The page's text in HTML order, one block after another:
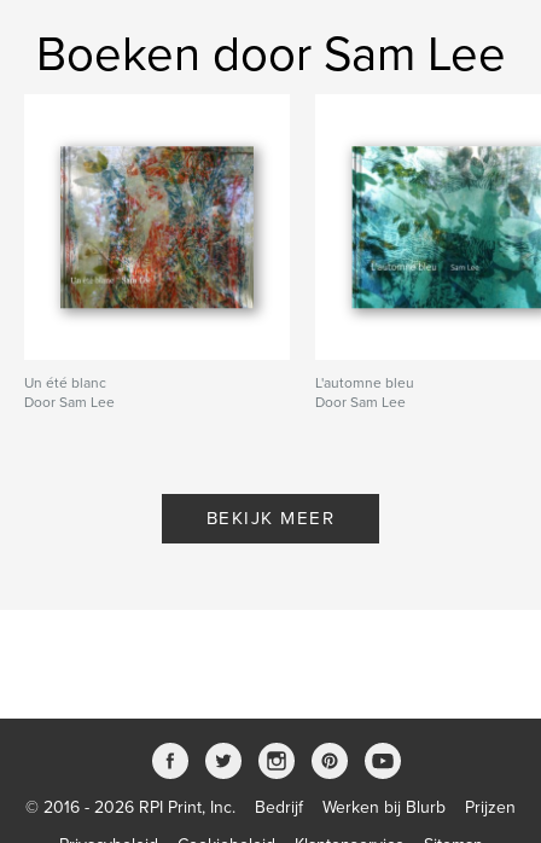
Boeken door Sam Lee
Un été blanc
Door Sam Lee
L'automne bleu
Door Sam Lee
BEKIJK MEER
© 2016 - 2026 RPI Print, Inc. Bedrijf Werken bij Blurb
Prijzen